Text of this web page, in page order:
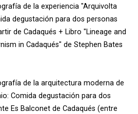
de la experiencia "Arquivolta
degustación para dos personas
de Cadaqués + Libro "Lineage and
in Cadaqués" de Stephen Bates
de la arquitectura moderna de
Comida degustación para dos
Es Balconet de Cadaqués (entre